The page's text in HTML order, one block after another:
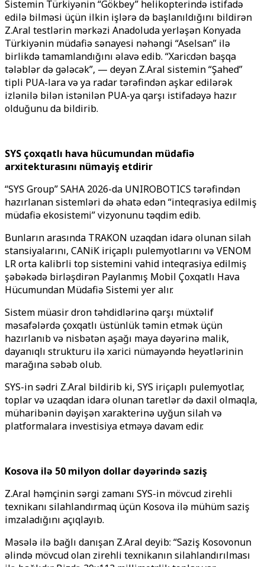
Sistemin Türkiyənin “Gökbey” helikopterində istifadə
edilə bilməsi üçün ilkin işlərə də başlanıldığını bildirən
Z.Aral testlərin mərkəzi Anadoluda yerləşən Konyada
Türkiyənin müdafiə sənayesi nəhəngi “Aselsan” ilə
birlikdə tamamlandığını əlavə edib. “Xaricdən başqa
tələblər də gələcək”, — deyən Z.Aral sistemin “Şahed”
tipli PUA-lara və ya radar tərəfindən aşkar edilərək
izlənilə bilən istənilən PUA-ya qarşı istifadəyə hazır
olduğunu da bildirib.
SYS çoxqatlı hava hücumundan müdafiə
arxitekturasını nümayiş etdirir
“SYS Group” SAHA 2026-da UNIROBOTICS tərəfindən
hazırlanan sistemləri də əhatə edən “inteqrasiya edilmiş
müdafiə ekosistemi” vizyonunu təqdim edib.
Bunların arasında TRAKON uzaqdan idarə olunan silah
stansiyalarını, CANiK iriçaplı pulemyotlarını və VENOM
LR orta kalibrli top sistemini vahid inteqrasiya edilmiş
şəbəkədə birləşdirən Paylanmış Mobil Çoxqatlı Hava
Hücumundan Müdafiə Sistemi yer alır.
Sistem müasir dron təhdidlərinə qarşı müxtəlif
məsafələrdə çoxqatlı üstünlük təmin etmək üçün
hazırlanıb və nisbətən aşağı maya dəyərinə malik,
dayanıqlı strukturu ilə xarici nümayəndə heyətlərinin
marağına səbəb olub.
SYS-in sədri Z.Aral bildirib ki, SYS iriçaplı pulemyotlar,
toplar və uzaqdan idarə olunan taretlər də daxil olmaqla,
müharibənin dəyişən xarakterinə uyğun silah və
platformalara investisiya etməyə davam edir.
Kosova ilə 50 milyon dollar dəyərində saziş
Z.Aral həmçinin sərgi zamanı SYS-in mövcud zirehli
texnikanı silahlandırmaq üçün Kosova ilə mühüm saziş
imzaladığını açıqlayıb.
Məsələ ilə bağlı danışan Z.Aral deyib: “Saziş Kosovonun
əlində mövcud olan zirehli texnikanın silahlandırılması